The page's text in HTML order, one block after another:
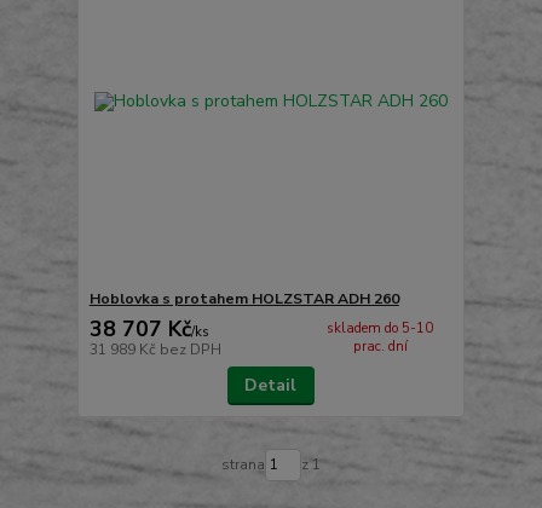
Hoblovka s protahem HOLZSTAR ADH 260
38 707 Kč/ks
31 989 Kč bez DPH
skladem do 5-10
prac. dní
Detail
strana z 1